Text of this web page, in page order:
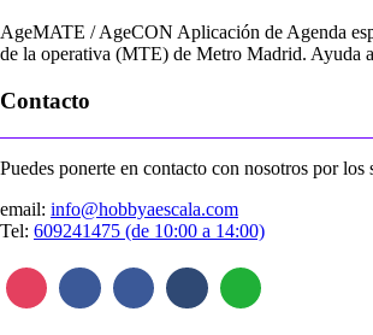
AgeMATE / AgeCON Aplicación de Agenda
de la operativa (MTE) de Metro Madrid. Ayuda
Contacto
Puedes ponerte en contacto con nosotros por los
email: info@hobbyaescala.com
Tel: 609241475 (de 10:00 a 14:00)